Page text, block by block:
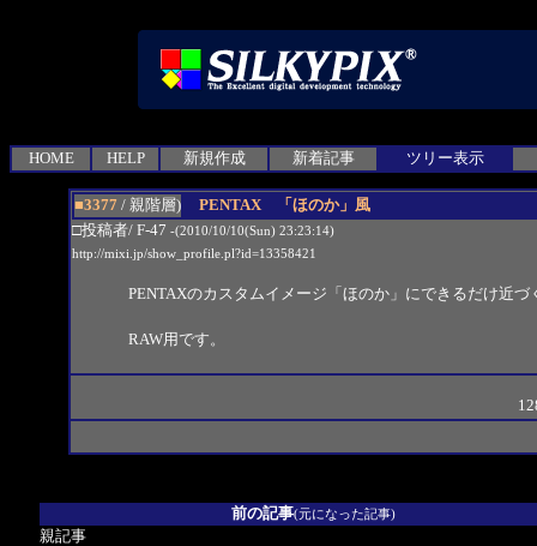
HOME HELP 新規作成 新着記事 ツリー表示
■3377 / 親階層)
PENTAX 「ほのか」風
□投稿者/ F-47 -(2010/10/10(Sun) 23:23:14)
http://mixi.jp/show_profile.pl?id=13358421
PENTAXのカスタムイメージ「ほのか」にできるだけ近
RAW用です。
前の記事(元になった記事)
親記事